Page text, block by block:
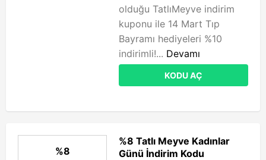
olduğu TatlıMeyve indirim
kuponu ile 14 Mart Tıp
Bayramı hediyeleri %10
indirimli!... Devamı
KODU AÇ
%8
%8 Tatlı Meyve Kadınlar
Günü İndirim Kodu